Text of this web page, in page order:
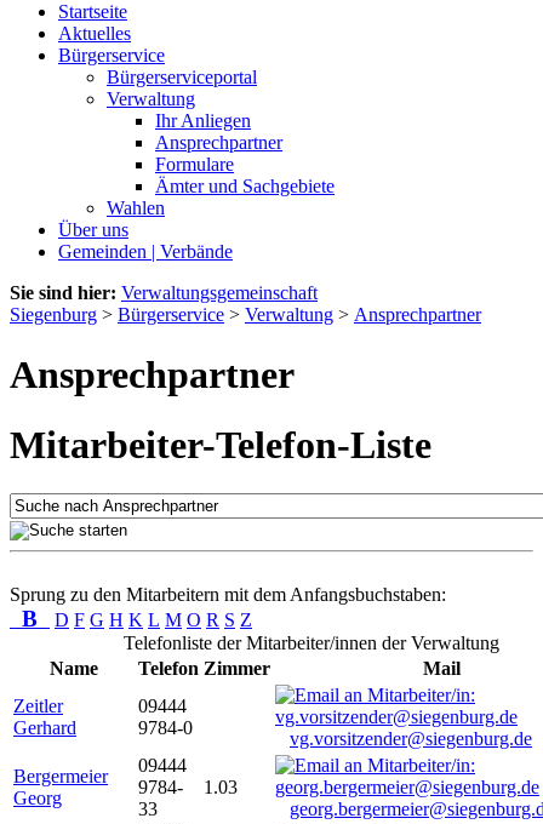
Startseite
Aktuelles
Bürgerservice
Bürgerserviceportal
Verwaltung
Ihr Anliegen
Ansprechpartner
Formulare
Ämter und Sachgebiete
Wahlen
Über uns
Gemeinden | Verbände
Sie sind hier: Verwaltungsgemeinschaft
Siegenburg > Bürgerservice > Verwaltung > Ansprechpartner
Ansprechpartner
Mitarbeiter-Telefon-Liste
Sprung zu den Mitarbeitern mit dem Anfangsbuchstaben:
B D F G H K L M O R S Z
Telefonliste der Mitarbeiter/innen der Verwaltung
Name
Telefon Zimmer
Mail
Zeitler
Gerhard
09444
9784-0
vg.vorsitzender@siegenburg.de
Bergermeier
Georg
09444
9784-
33
1.03